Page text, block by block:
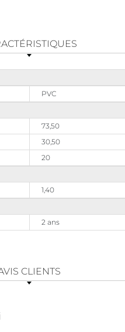
PVC
73,50
30,50
20
1,40
2 ans
CLIENTS